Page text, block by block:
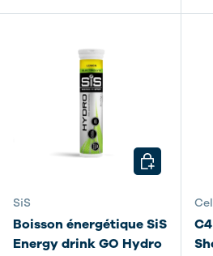
SiS
Boisson énergétique SiS
Energy drink GO Hydro
CHOISIR